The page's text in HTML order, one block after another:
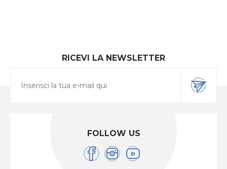
RICEVI LA NEWSLETTER
FOLLOW US